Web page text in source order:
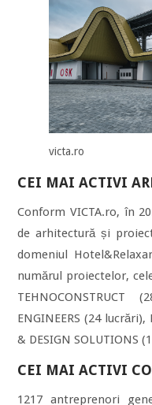
victa.ro
CEI MAI ACTIVI
Conform VICTA.ro, în
de arhitectură și
domeniul
numărul proiectelor,
TEHNOCONSTRUCT
ENGINEERS (24 lucrări),
& DESIGN SOLUTIONS
CEI MAI ACTIVI
1217 antreprenori